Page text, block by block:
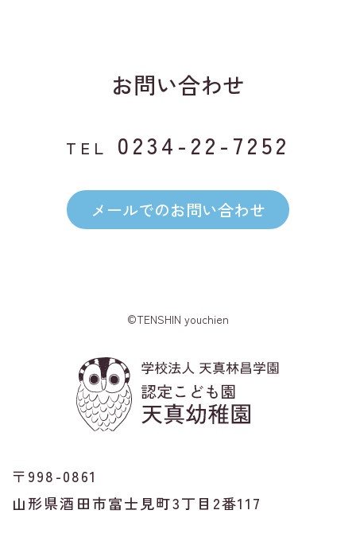
お問い合わせ
TEL 0234-22-7252
メールでのお問い合わせ
©TENSHIN youchien
〒998-0861
山形県酒田市富士見町3丁目2番117